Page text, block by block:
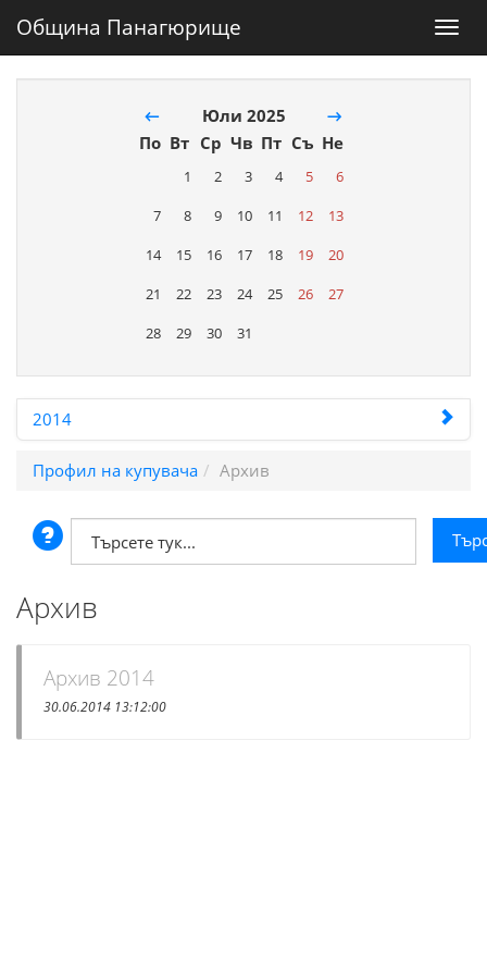
Община Панагюрище
← Юли 2025
→
По Вт Ср Чв Пт Съ Не
1 2 3 4 5
6
7
8 9 10 11 12
13
14
15 16 17 18 19
20
21
22 23 24 25 26
27
28
29 30 31
2014
Профил на купувача Архив
Архив
Архив 2014
30.06.2014 13:12:00